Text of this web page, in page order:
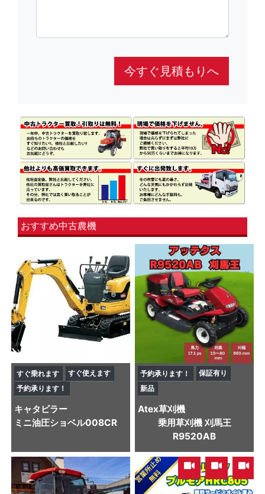
今すぐ見積もりへ
おすすめ中古農機
すぐ乗れます
すぐ使えます
予約承ります！
キャタビラー
ミニ油圧ショベル008CR
予約承ります！
保証有り
新品
Atex草刈機
乗用草刈機 刈馬王
R9520AB
, ,